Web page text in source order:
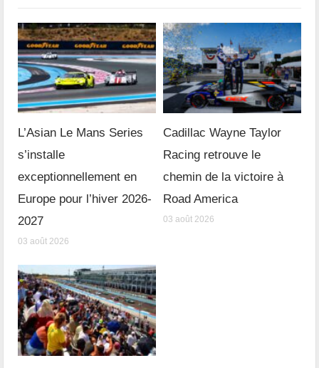
L’Asian Le Mans Series
s’installe
exceptionnellement en
Europe pour l’hiver 2026-
2027
03 août 2026
Cadillac Wayne Taylor
Racing retrouve le
chemin de la victoire à
Road America
03 août 2026